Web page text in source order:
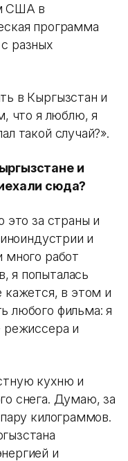
США в
программа
разных
в Кыргызстан и
что я люблю, я
такой случай?».
и
сюда?
это за страны и
и
много работ
я попыталась
кажется, в этом и
любого фильма: я
режиссера и
кухню и
снега. Думаю, за
килограммов.
и